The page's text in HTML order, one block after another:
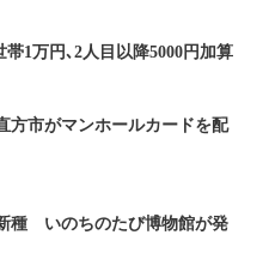
1万円､2人目以降5000円加算
方市がマンホールカードを配
種 いのちのたび博物館が発